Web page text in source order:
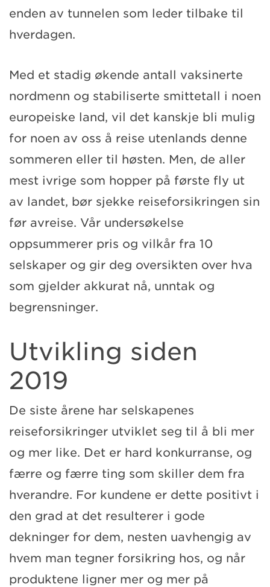
enden av tunnelen som leder tilbake til
hverdagen.
Med et stadig økende antall vaksinerte
nordmenn og stabiliserte smittetall i noen
europeiske land, vil det kanskje bli mulig
for noen av oss å reise utenlands denne
sommeren eller til høsten. Men, de aller
mest ivrige som hopper på første fly ut
av landet, bør sjekke reiseforsikringen sin
før avreise. Vår undersøkelse
oppsummerer pris og vilkår fra 10
selskaper og gir deg oversikten over hva
som gjelder akkurat nå, unntak og
begrensninger.
Utvikling siden
2019
De siste årene har selskapenes
reiseforsikringer utviklet seg til å bli mer
og mer like. Det er hard konkurranse, og
færre og færre ting som skiller dem fra
hverandre. For kundene er dette positivt i
den grad at det resulterer i gode
dekninger for dem, nesten uavhengig av
hvem man tegner forsikring hos, og når
produktene ligner mer og mer på